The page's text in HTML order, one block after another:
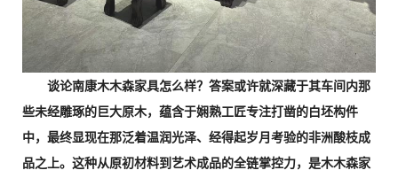
谈论南康木木森家具怎么样？答案或许就深藏于其车间内那
些未经雕琢的巨大原木，蕴含于娴熟工匠专注打凿的白坯构件
中，最终显现在那泛着温润光泽、经得起岁月考验的非洲酸枝成
品之上。这种从原初材料到艺术成品的全链掌控力，是木木森家